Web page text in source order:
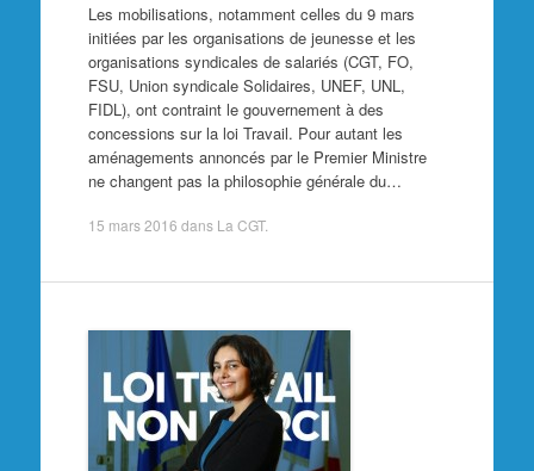
Les mobilisations, notamment celles du 9 mars
initiées par les organisations de jeunesse et les
organisations syndicales de salariés (CGT, FO,
FSU, Union syndicale Solidaires, UNEF, UNL,
FIDL), ont contraint le gouvernement à des
concessions sur la loi Travail. Pour autant les
aménagements annoncés par le Premier Ministre
ne changent pas la philosophie générale du…
15 mars 2016 dans La CGT.